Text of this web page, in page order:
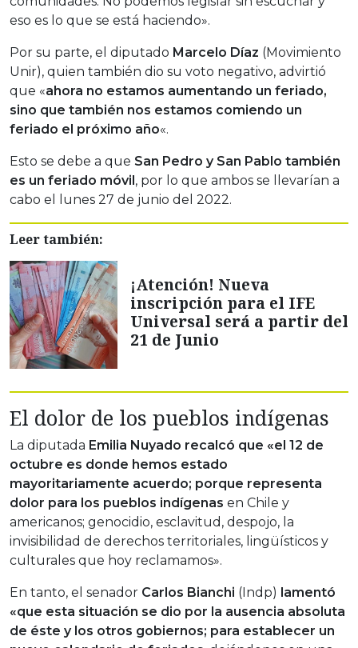
eso es lo que se está haciendo».
Por su parte, el diputado Marcelo Díaz (Movimiento
Unir), quien también dio su voto negativo, advirtió
que «ahora no estamos aumentando un feriado,
sino que también nos estamos comiendo un
feriado el próximo año«.
Esto se debe a que San Pedro y San Pablo también
es un feriado móvil , por lo que ambos se llevarían a
cabo el lunes 27 de junio del 2022.
Leer también:
¡Atención! Nueva
inscripción para el IFE
Universal será a partir del
21 de Junio
El dolor de los pueblos indígenas
La diputada Emilia Nuyado recalcó que «el 12 de
octubre es donde hemos estado
mayoritariamente acuerdo; porque representa
dolor para los pueblos indígenas en Chile y
americanos; genocidio, esclavitud, despojo, la
invisibilidad de derechos territoriales, lingüísticos y
culturales que hoy reclamamos».
En tanto, el senador Carlos Bianchi (Indp) lamentó
«que esta situación se dio por la ausencia absoluta
de éste y los otros gobiernos; para establecer un